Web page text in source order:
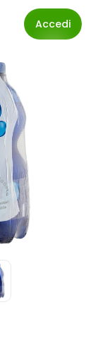
Accedi